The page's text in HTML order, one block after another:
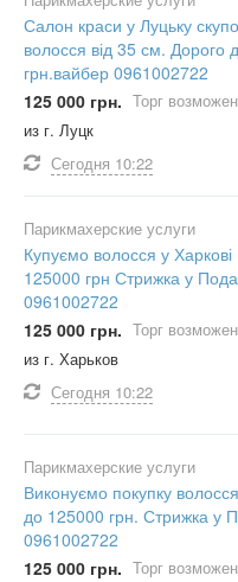
Салон краси у Луцьку
волосся від 35 см. Дорого
грн.вайбер 0961002722
125 000 грн. Торг возможен
из г. Луцк
Сегодня 10:22
Парикмахерские услуги
Купуємо волосся у
125000 грн Стрижка у
0961002722
125 000 грн. Торг возможен
из г. Харьков
Сегодня 10:22
Парикмахерские услуги
Виконуємо покупку
до 125000 грн. Стрижка у
0961002722
125 000 грн. Торг возможен